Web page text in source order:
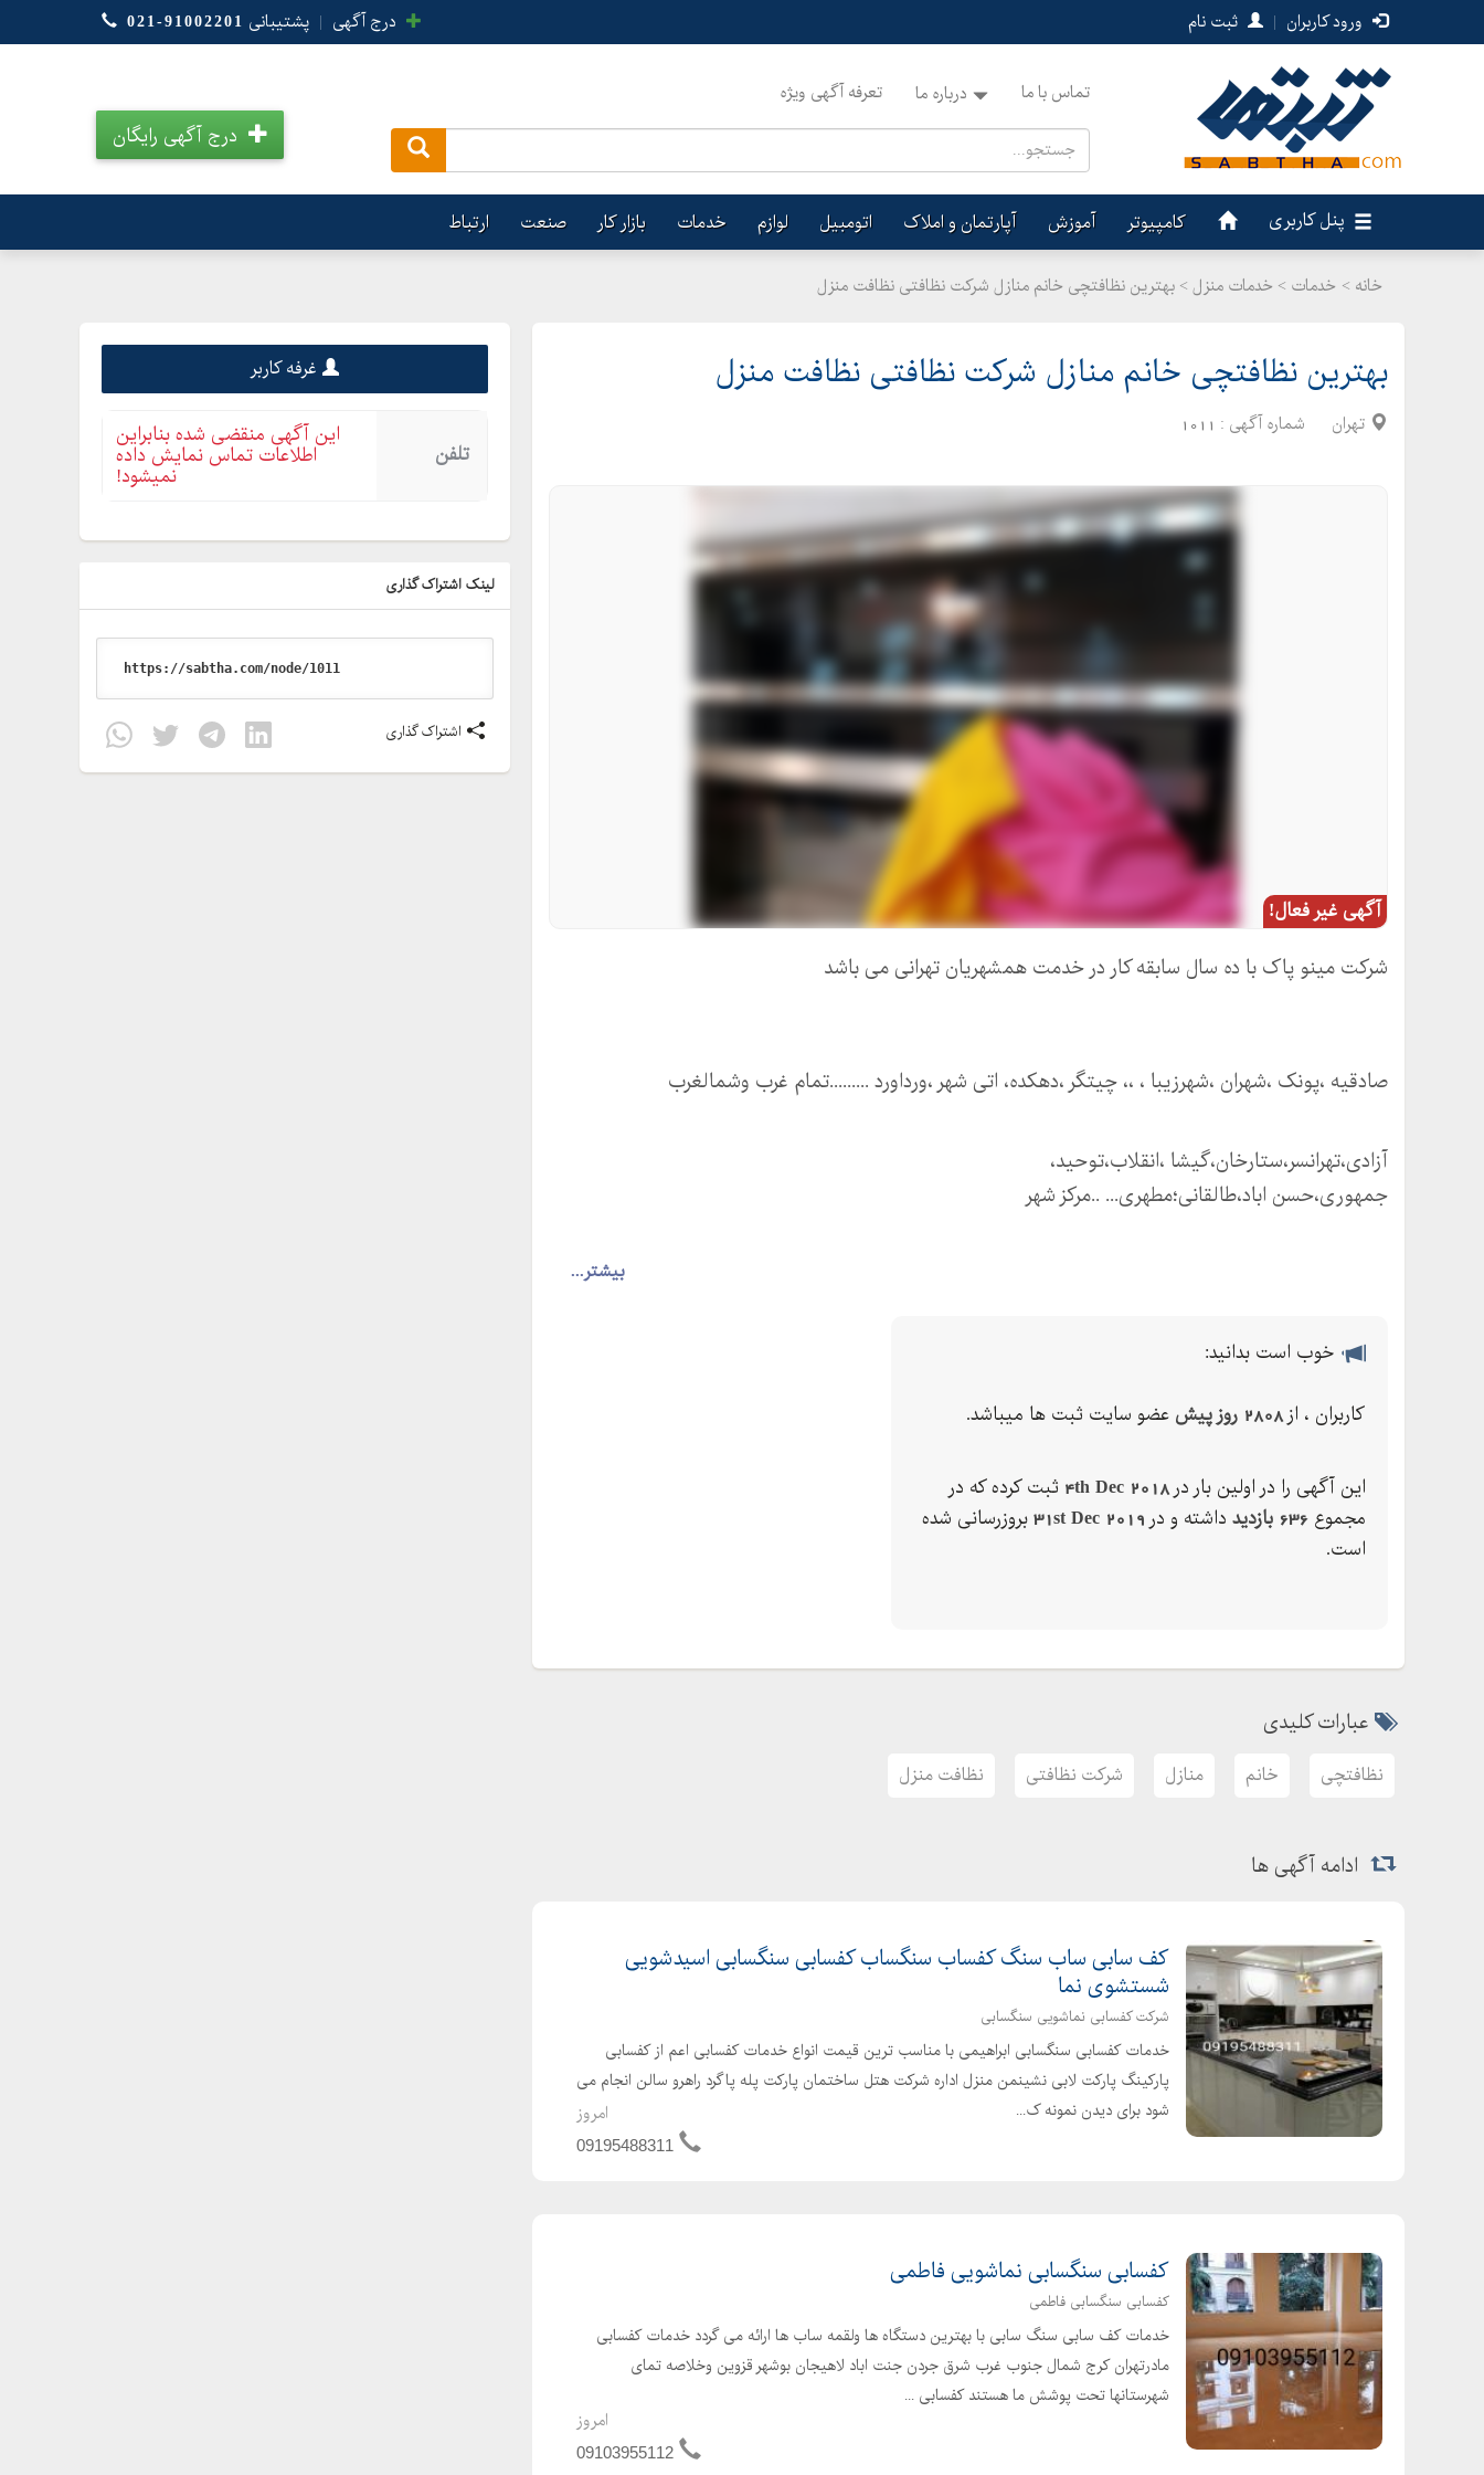
ورود کاربران | ثبت نام درج آگهی | پشتیبانی 021-91002201
تماس با ما درباره ما تعرفه آگهی ویژه
درج آگهی رایگان
پنل کاربری کامپیوتر آموزش آپارتمان و املاک اتومبیل لوازم خدمات بازار کار صنعت ارتباط
خانه > خدمات > خدمات منزل > بهترین نظافتچی خانم منازل شرکت نظافتی نظافت منزل
بهترین نظافتچی خانم منازل شرکت نظافتی نظافت منزل
تهران شماره آگهی : 1011
آگهی غیر فعال!
بیشتر...
شرکت مینو پاک با ده سال سابقه کار در خدمت همشهریان تهرانی می باشد
صادقیه ،پونک ،شهران ،شهرزیبا ، ،، چیتگر ،دهکده، اتی شهر ،ورداورد .........تمام غرب وشمالغرب
آزادی،تهرانسر،ستارخان،گیشا ،انقلاب،توحید،
جمهوری،حسن اباد،طالقانی؛مطهری... ..مرکز شهر
خوب است بدانید:
کاربران ، از2808 روز پیش عضو سایت ثبت ها میباشد.
این آگهی را در اولین بار در4th Dec 2018 ثبت کرده که در
مجموع 636 بازدید داشته و در 31st Dec 2019 بروزرسانی شده
است.
عبارات کلیدی
نظافتچی خانم منازل شرکت نظافتی نظافت منزل
غرفه کاربر
تلفن
این آگهی منقضی شده بنابراین
اطلاعات تماس نمایش داده
نمیشود!
لینک اشتراک گذاری
اشتراک گذاری
ادامه آگهی ها
کف سابی ساب سنگ کفساب سنگساب کفسابی سنگسابی اسیدشویی
شستشوی نما
شرکت کفسابی نماشویی سنگسابی
خدمات کفسابی سنگسابی ابراهیمی با مناسب ترین قیمت انواع خدمات کفسابی اعم از کفسابی
پارکینگ پارکت لابی نشینمن منزل اداره شرکت هتل ساختمان پارکت پله پاگرد راهرو سالن انجام می
شود برای دیدن نمونه ک...
امروز
09195488311
کفسابی سنگسابی نماشویی فاطمی
کفسابی سنگسابی فاطمی
خدمات کف سابی سنگ سابی با بهترین دستگاه ها ولقمه ساب ها ارائه می گردد خدمات کفسابی
مادرتهران کرج شمال جنوب غرب شرق جردن جنت اباد لاهیجان بوشهر قزوین وخلاصه تمای
شهرستانها تحت پوشش ما هستند کفسابی ...
امروز
09103955112